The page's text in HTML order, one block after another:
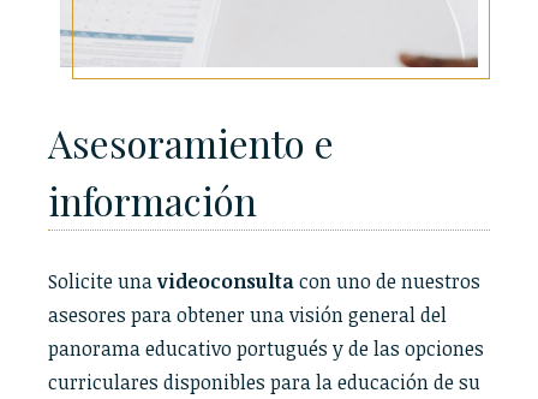
Asesoramiento e
información
Solicite unavideoconsultacon uno de nuestros
asesores para obtener una visión general del
panorama educativo portugués y de las opciones
curriculares disponibles para la educación de su